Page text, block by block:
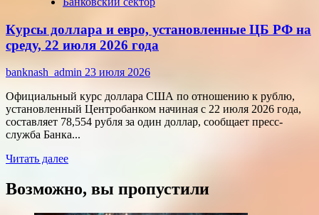
о
финансы:
скорость
против
переплат
Курсы доллара и евро, установленные ЦБ РФ на
среду, 22 июля 2026 года
banknash_admin 23 июля 2026
Официальный курс доллара США по отношению к рублю,
установленный Центробанком начиная с 22 июля 2026 года,
составляет 78,554 рубля за один доллар, сообщает пресс-
служба Банка...
Читать далееПрочитать
Курсы
Возможно, вы пропустили